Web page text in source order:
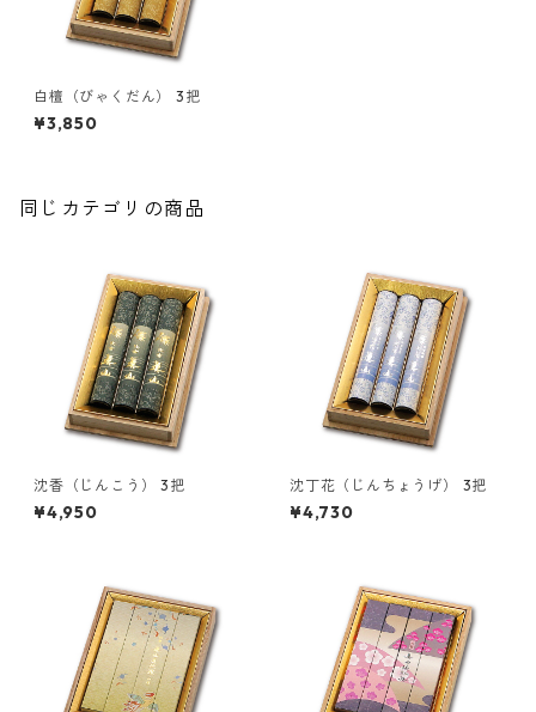
白檀（びゃくだん） 3把
¥3,850
同じカテゴリの商品
沈香（じんこう） 3把
¥4,950
沈丁花（じんちょうげ） 3把
¥4,730